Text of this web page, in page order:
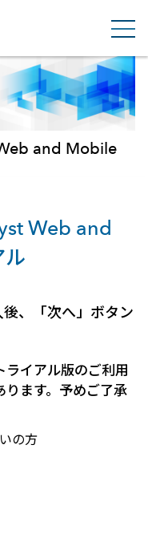
and Mobile
Web and
、「次へ」ボタン
イアル版のご利用
ります。予めご了承
の方